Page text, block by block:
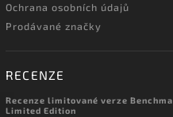
Ochrana osobních údajů
Prodávané značky
RECENZE
Recenze limitované verze
Limited Edition